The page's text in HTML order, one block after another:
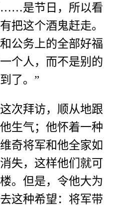
……是节日，所以看
把这个酒鬼赶走。
公务上的全部好福
个人，而不是别的
了。”
次拜访，顺从地跟
生气；他怀着一种
奇将军和他全家如
失，这样他们就可
。但是，令他大为
这种希望：将军带